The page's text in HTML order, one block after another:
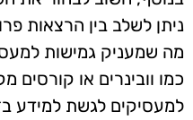
ניתן לשלב בין הרצאות
מה שמעניק גמישות
כמו וובינרים או קורסים
למעסיקים לגשת למידע